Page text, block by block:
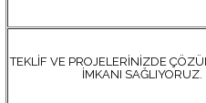
TEKLİF VE PROJELERİNİZDE
İMKANI SAĞLIYORUZ.